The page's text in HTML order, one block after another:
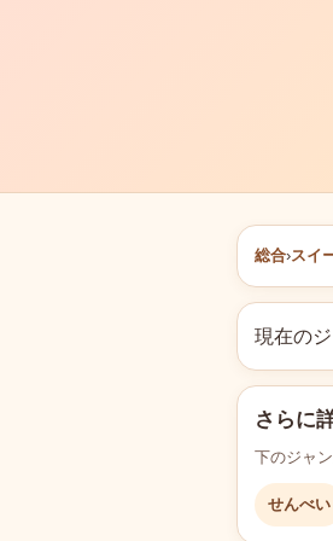
総合›スイ
現在のジ
さらに
下のジャ
せんべい